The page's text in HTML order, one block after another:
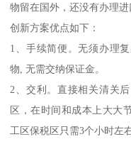
物留在国外，还没有办理
创新方案优点如下：
1、手续简便。无须办理
物, 无需交纳保证金。
2、交利。直接相关清关
区，在时间和成本上大大
工区保税区只需3个小时左